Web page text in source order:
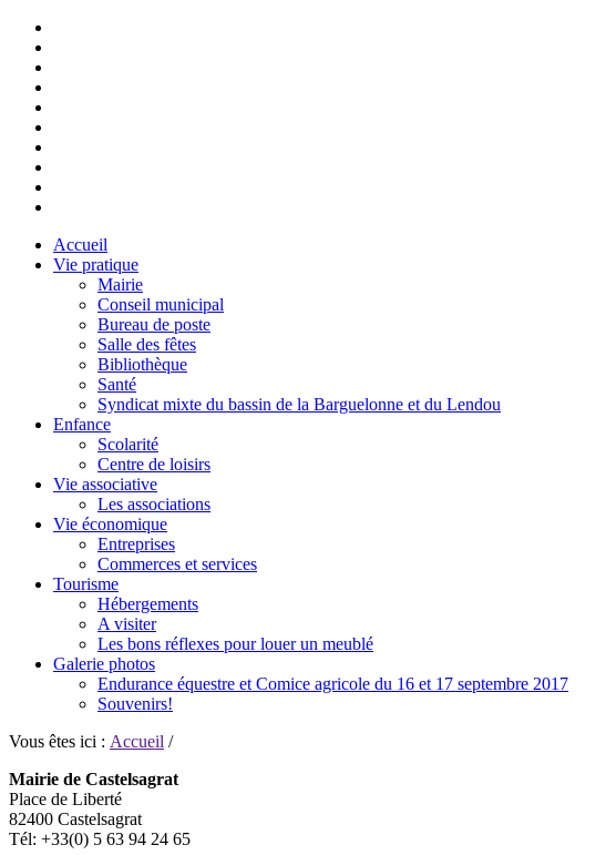
Accueil
Vie pratique
Mairie
Conseil municipal
Bureau de poste
Salle des fêtes
Bibliothèque
Santé
Syndicat mixte du bassin de la Barguelonne et du Lendou
Enfance
Scolarité
Centre de loisirs
Vie associative
Les associations
Vie économique
Entreprises
Commerces et services
Tourisme
Hébergements
A visiter
Les bons réflexes pour louer un meublé
Galerie photos
Endurance équestre et Comice agricole du 16 et 17 septembre 2017
Souvenirs!
Vous êtes ici : Accueil /
Mairie de Castelsagrat
Place de Liberté
82400 Castelsagrat
Tél: +33(0) 5 63 94 24 65